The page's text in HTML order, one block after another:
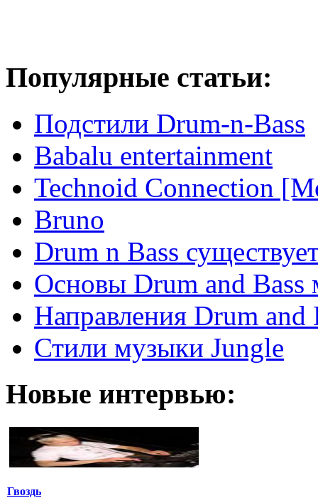
Популярные статьи:
Подстили Drum-n-Bass
Babalu entertainment
Technoid Connection
Bruno
Drum n Bass
Основы Drum and Bass
Направления Drum and
Стили музыки Jungle
Новые интервью:
Гвоздь